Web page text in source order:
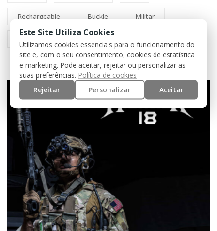
Rechargeable Buckle Militar
Este Site Utiliza Cookies
Utilizamos cookies essenciais para o funcionamento do
site e, com o seu consentimento, cookies de estatística
e marketing. Pode aceitar, rejeitar ou personalizar as
suas preferências. Política de cookies
Rejeitar
Personalizar Aceitar